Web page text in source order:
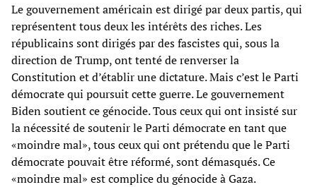
Le gouvernement américain est dirigé par deux partis, qui
représentent tous deux les intérêts des riches. Les
républicains sont dirigés par des fascistes qui, sous la
direction de Trump, ont tenté de renverser la
Constitution et d’établir une dictature. Mais c’est le Parti
démocrate qui poursuit cette guerre. Le gouvernement
Biden soutient ce génocide. Tous ceux qui ont insisté sur
la nécessité de soutenir le Parti démocrate en tant que
«moindre mal», tous ceux qui ont prétendu que le Parti
démocrate pouvait être réformé, sont démasqués. Ce
«moindre mal» est complice du génocide à Gaza.